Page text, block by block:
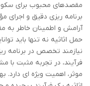
مقصدهای محبوب برای
برنامه ‌ریزی دقیق و اجرای
آرامش و اطمینان خاطر به
حمل اثاثیه نه تنها باید
نیازمند تخصص در برنامه‌
فرآیند، در تجربه مثبت با
موثر، اهمیت ویژه ‌ای